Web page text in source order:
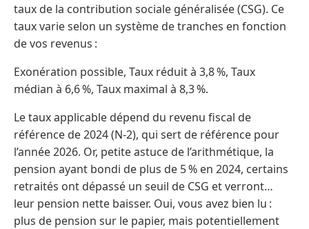
taux de la contribution sociale généralisée (CSG). Ce
taux varie selon un système de tranches en fonction
de vos revenus :
Exonération possible, Taux réduit à 3,8 %, Taux
médian à 6,6 %, Taux maximal à 8,3 %.
Le taux applicable dépend du revenu fiscal de
référence de 2024 (N-2), qui sert de référence pour
l’année 2026. Or, petite astuce de l’arithmétique, la
pension ayant bondi de plus de 5 % en 2024, certains
retraités ont dépassé un seuil de CSG et verront…
leur pension nette baisser. Oui, vous avez bien lu :
plus de pension sur le papier, mais potentiellement